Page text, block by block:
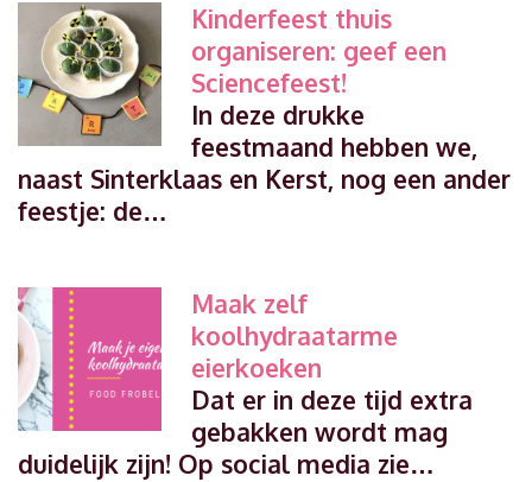
Kinderfeest thuis
organiseren: geef een
Sciencefeest!
In deze drukke
feestmaand hebben we,
naast Sinterklaas en Kerst, nog een ander
feestje: de…
Maak zelf
koolhydraatarme
eierkoeken
Dat er in deze tijd extra
gebakken wordt mag
duidelijk zijn! Op social media zie…